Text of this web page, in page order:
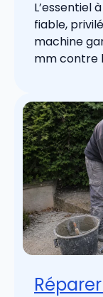
L’essentiel
fiable,
machine
mm contre